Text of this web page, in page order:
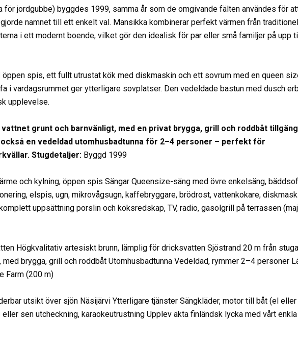
för jordgubbe) byggdes 1999, samma år som de omgivande fälten användes för
namnet till ett enkelt val. Mansikka kombinerar perfekt värmen från
i ett modernt boende, vilket gör den idealisk för par eller små familjer på upp
spis, ett fullt utrustat kök med diskmaskin och ett sovrum med en queen
i vardagsrummet ger ytterligare sovplatser. Den vedeldade bastun med dusch
upplevelse.
grunt och barnvänligt, med en privat brygga, grill och roddbåt
en vedeldad utomhusbadtunna för 2–4 personer – perfekt för
Stugdetaljer: Byggd 1999
och kylning, öppen spis Sängar Queensize-säng med övre enkelsäng,
elspis, ugn, mikrovågsugn, kaffebryggare, brödrost, vattenkokare,
uppsättning porslin och köksredskap, TV, radio, gasolgrill på terrassen
Högkvalitativ artesiskt brunn, lämplig för dricksvatten Sjöstrand 20 m från
brygga, grill och roddbåt Utomhusbadtunna Vedeldad, rymmer 2–4 personer
Farm (200 m)
utsikt över sjön Näsijärvi Ytterligare tjänster Sängkläder, motor till båt (el eller
sen utcheckning, karaokeutrustning Upplev äkta finländsk lycka med vårt